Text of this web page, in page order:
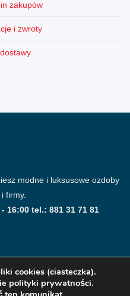
zakupów
i zwroty
modne i luksusowe ozdoby
firmy.
16:00 tel.: 881 31 71 81
cookies (ciasteczka).
polityki prywatności.